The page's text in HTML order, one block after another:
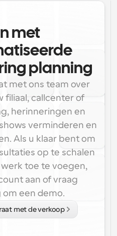
met
planning
met ons team over
filiaal, callcenter of
herinneringen en
verminderen en
Als u klaar bent om
op te schalen
toe te voegen,
aan of vraag
een demo.
met de verkoop